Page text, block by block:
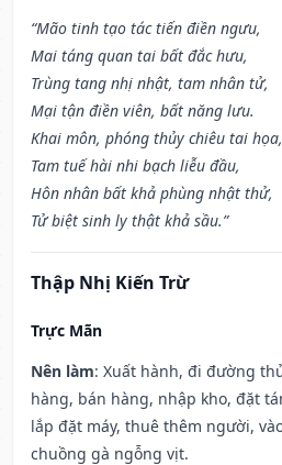
“Mão tinh tạo tác tiến điền ngưu,
Mai táng quan tai bất đắc hưu,
Trùng tang nhị nhật, tam nhân tử,
Mại tận điền viên, bất năng lưu.
Khai môn, phóng thủy chiêu tai họa,
Tam tuế hài nhi bạch liễu đầu,
Hôn nhân bất khả phùng nhật thử,
Tử biệt sinh ly thật khả sầu.”
Thập Nhị Kiến Trừ
Trực Mãn
Nên làm: Xuất hành, đi đường
hàng, bán hàng, nhập kho, đặt
lắp đặt máy, thuê thêm người,
chuồng gà ngỗng vịt.